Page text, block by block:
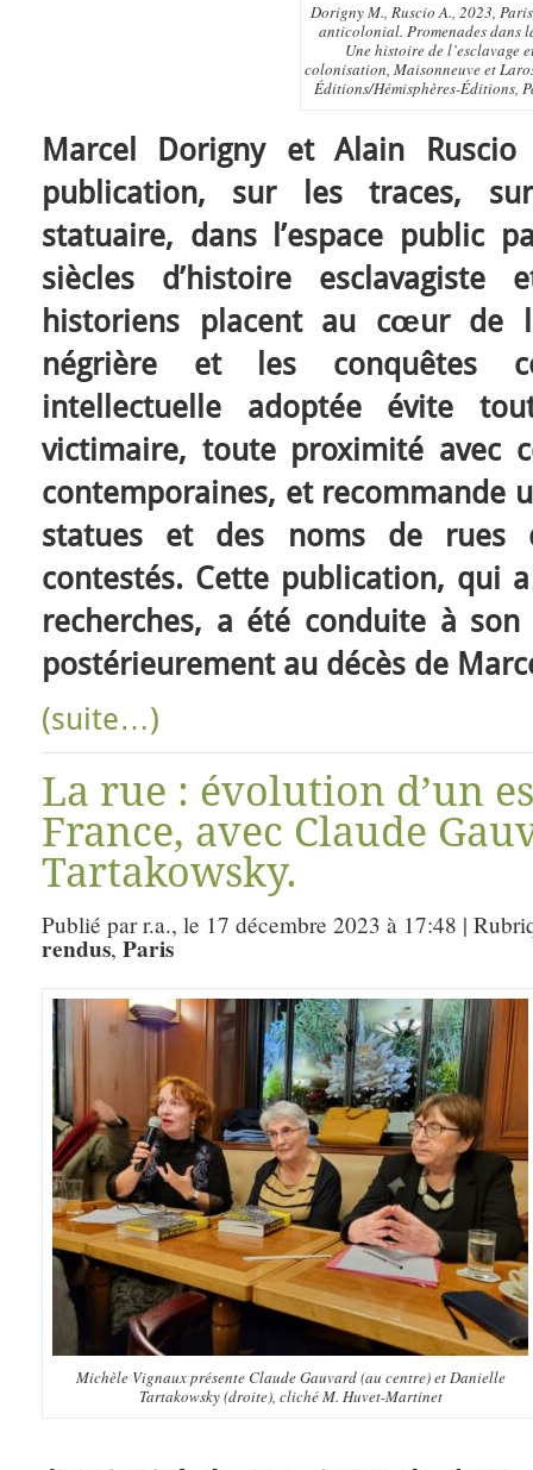
Dorigny M., Ruscio A., 2023,
anticolonial. Promenades dans
Une histoire de l’esclavage
colonisation, Maisonneuve et
Éditions/Hémisphères-Éditions,
Marcel Dorigny et Alain
publication, sur les traces,
statuaire, dans l’espace public
siècles d’histoire esclavagiste
historiens placent au cœur de
négrière et les conquêtes
intellectuelle adoptée évite
victimaire, toute proximité avec
contemporaines, et recommande
statues et des noms de
contestés. Cette publication, qui
recherches, a été conduite à
postérieurement au décès de
(suite…)
La rue : évolution d’un
France, avec Claude
Tartakowsky.
Publié par r.a., le 17 décembre 2023 à 17:48 |
rendus, Paris
Michèle Vignaux présente Claude Gauvard (au centre) et Danielle
Tartakowsky (droite), cliché M. Huvet-Martinet